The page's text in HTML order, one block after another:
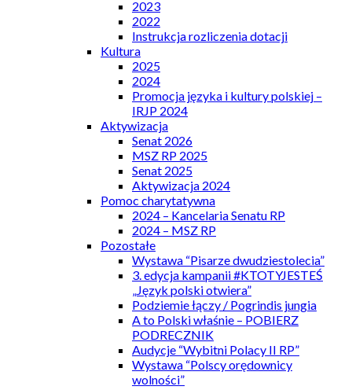
2023
2022
Instrukcja rozliczenia dotacji
Kultura
2025
2024
Promocja języka i kultury polskiej –
IRJP 2024
Aktywizacja
Senat 2026
MSZ RP 2025
Senat 2025
Aktywizacja 2024
Pomoc charytatywna
2024 – Kancelaria Senatu RP
2024 – MSZ RP
Pozostałe
Wystawa “Pisarze dwudziestolecia”
3. edycja kampanii #KTOTYJESTEŚ
„Język polski otwiera”
Podziemie łączy / Pogrindis jungia
A to Polski właśnie – POBIERZ
PODRECZNIK
Audycje “Wybitni Polacy II RP”
Wystawa “Polscy orędownicy
wolności”